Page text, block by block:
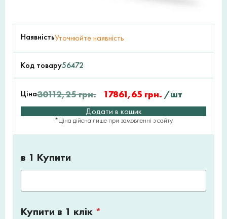
НаявністьУточнюйте наявність
Код товару56472
Ціна30112,25грн. 17861,65 грн. /шт
Додати в кошик
*Ціна дійсна лише при замовленні з сайту
в 1 Купити
Купити в 1 клік *